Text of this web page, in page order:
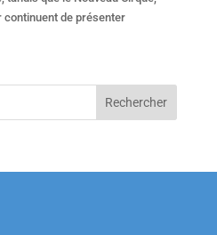
continuent de présenter